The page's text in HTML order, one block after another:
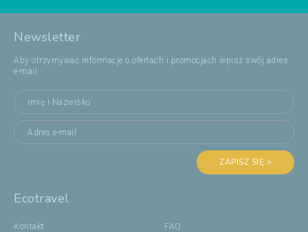
Newsletter
Aby otrzymywać informacje o ofertach i promocjach wpisz swój adres
e-mail:
ZAPISZ SIĘ >
Ecotravel
Kontakt FAQ